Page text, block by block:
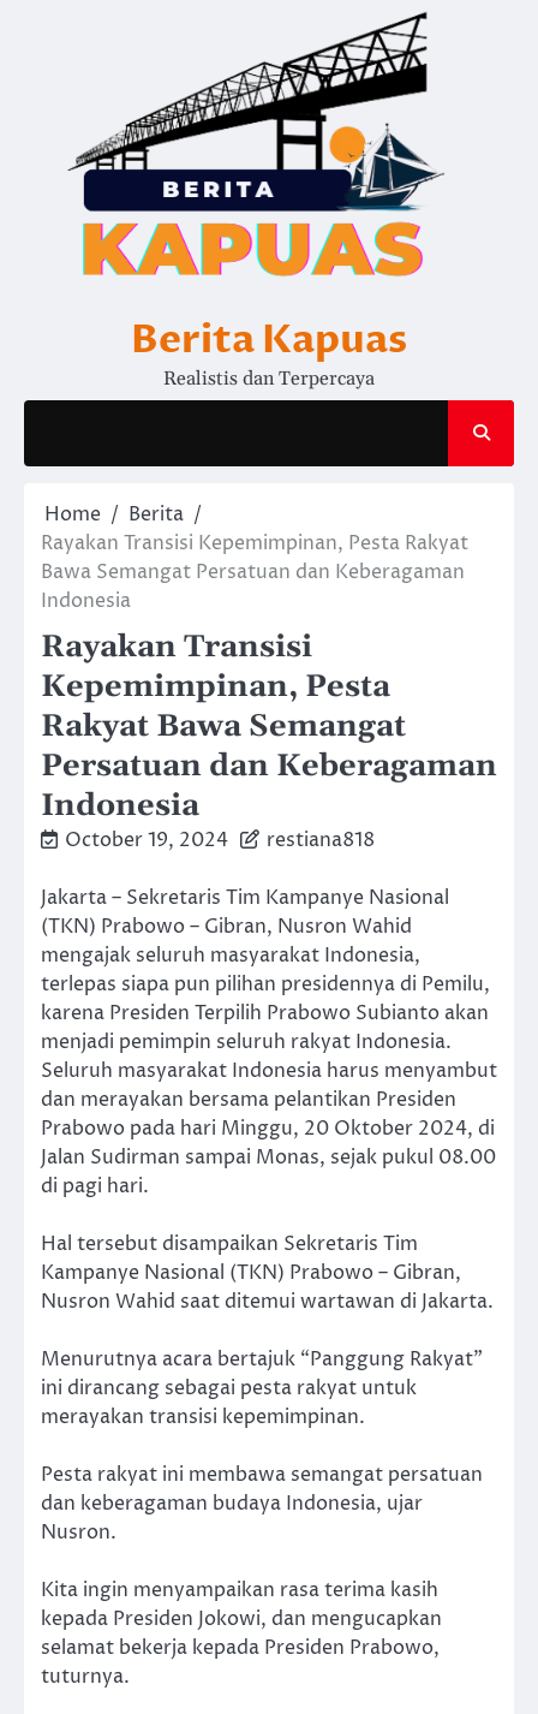
Berita Kapuas
Realistis dan Terpercaya
Home
Berita
Rayakan Transisi Kepemimpinan, Pesta Rakyat
Bawa Semangat Persatuan dan Keberagaman
Indonesia
Rayakan Transisi
Kepemimpinan, Pesta
Rakyat Bawa Semangat
Persatuan dan Keberagaman
Indonesia
October 19, 2024 restiana818
Jakarta – Sekretaris Tim Kampanye Nasional
(TKN) Prabowo – Gibran, Nusron Wahid
mengajak seluruh masyarakat Indonesia,
terlepas siapa pun pilihan presidennya di Pemilu,
karena Presiden Terpilih Prabowo Subianto akan
menjadi pemimpin seluruh rakyat Indonesia.
Seluruh masyarakat Indonesia harus menyambut
dan merayakan bersama pelantikan Presiden
Prabowo pada hari Minggu, 20 Oktober 2024, di
Jalan Sudirman sampai Monas, sejak pukul 08.00
di pagi hari.
Hal tersebut disampaikan Sekretaris Tim
Kampanye Nasional (TKN) Prabowo – Gibran,
Nusron Wahid saat ditemui wartawan di Jakarta.
Menurutnya acara bertajuk “Panggung Rakyat”
ini dirancang sebagai pesta rakyat untuk
merayakan transisi kepemimpinan.
Pesta rakyat ini membawa semangat persatuan
dan keberagaman budaya Indonesia, ujar
Nusron.
Kita ingin menyampaikan rasa terima kasih
kepada Presiden Jokowi, dan mengucapkan
selamat bekerja kepada Presiden Prabowo,
tuturnya.